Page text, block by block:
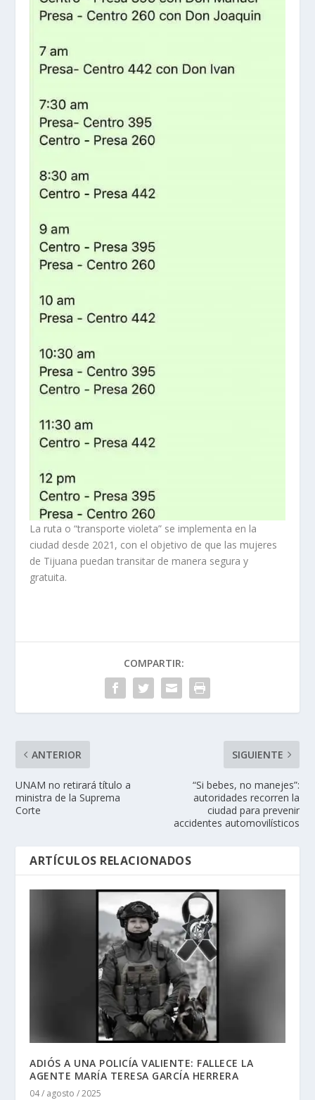
La ruta o “transporte violeta” se implementa en la
ciudad desde 2021, con el objetivo de que las mujeres
de Tijuana puedan transitar de manera segura y
gratuita.
COMPARTIR:
ANTERIOR
UNAM no retirará título a
ministra de la Suprema
Corte
SIGUIENTE
“Si bebes, no manejes”:
autoridades recorren la
ciudad para prevenir
accidentes automovilísticos
ARTÍCULOS RELACIONADOS
ADIÓS A UNA POLICÍA VALIENTE: FALLECE LA
AGENTE MARÍA TERESA GARCÍA HERRERA
04 / agosto / 2025